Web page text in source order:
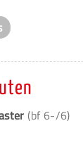
(bf 6-/6)